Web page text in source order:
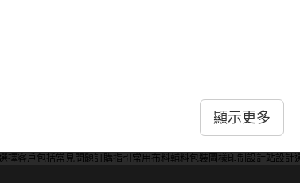
，包括傳統的黑色、白色、灰色和藍色等。材質方
？
顯示更多
擇客戶包括常見問題訂購指引 常用布料輔料包裝 圖樣印制 設計站設計